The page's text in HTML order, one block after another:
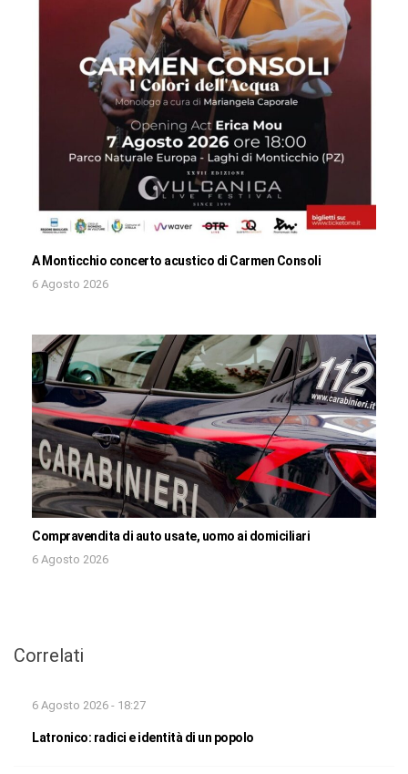
A Monticchio concerto acustico di Carmen Consoli
6 Agosto 2026
Compravendita di auto usate, uomo ai domiciliari
6 Agosto 2026
Correlati
6 Agosto 2026 - 18:27
Latronico: radici e identità di un popolo